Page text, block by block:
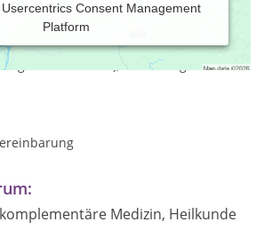
Usercentrics Consent Management
Platform
Bachblüten, Mykotherapie,
( nach Verschreibung und
durch den TA ), Ernährung.
Medizin, Heilkunde